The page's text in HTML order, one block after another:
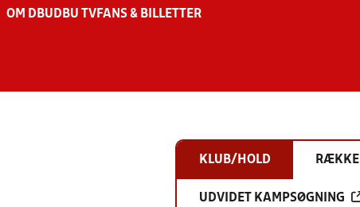
OM DBU DBU TV FANS & BILLETTER
KLUB/HOLD RÆKKE
UDVIDET KAMPSØGNING